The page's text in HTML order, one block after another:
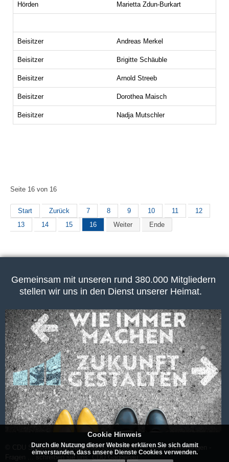
Hörden Marietta Zdun-Burkart
Beisitzer Andreas Merkel
Beisitzer Brigitte Schäuble
Beisitzer Arnold Streeb
Beisitzer Dorothea Maisch
Beisitzer Nadja Mutschler
Seite 16 von 16
Start Zurück 7 8 9 10 11
12
13
14 15 16 Weiter Ende
Gemeinsam mit unseren rund 380.000 Mitgliedern
stellen wir uns in den Dienst unserer Heimat.
© CDU Stadtverband Gaggenau 2018 - 2026 Kritik - Anregungen -
Fragen ... schreiben sie uns: CDU Gaggenau
Cookie Hinweis
Durch die Nutzung dieser Website erklären Sie sich damit
einverstanden, dass unsere Dienste Cookies verwenden.